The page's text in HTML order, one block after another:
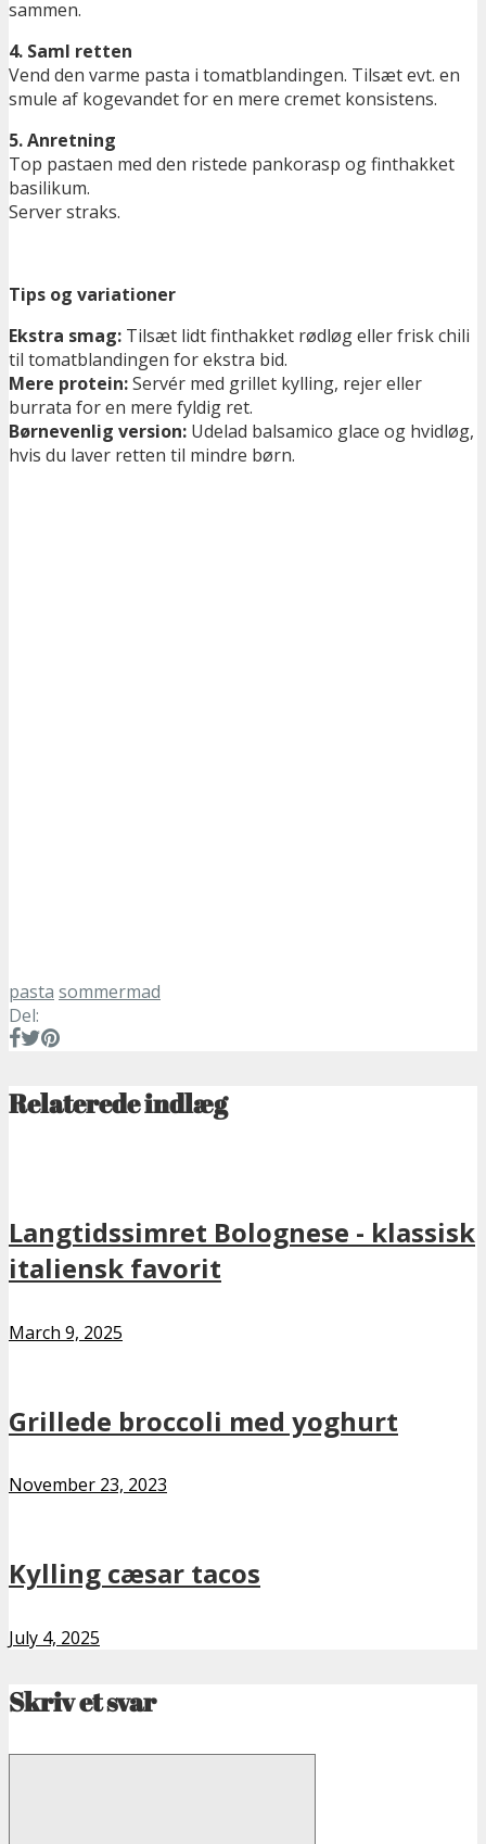
sammen.
4. Saml retten
Vend den varme pasta i tomatblandingen. Tilsæt evt. en
smule af kogevandet for en mere cremet konsistens.
5. Anretning
Top pastaen med den ristede pankorasp og finthakket
basilikum.
Server straks.
Tips og variationer
Ekstra smag: Tilsæt lidt finthakket rødløg eller frisk chili
til tomatblandingen for ekstra bid.
Mere protein:Servér med grillet kylling, rejer eller
burrata for en mere fyldig ret.
Børnevenlig version: Udelad balsamico glace og hvidløg,
hvis du laver retten til mindre børn.
pasta sommermad
Del:
Relaterede indlæg
Langtidssimret Bolognese - klassisk
italiensk favorit
March 9, 2025
Grillede broccoli med yoghurt
November 23, 2023
Kylling cæsar tacos
July 4, 2025
Skriv et svar